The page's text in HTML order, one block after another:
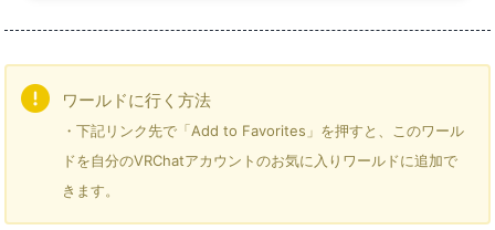
ワールドに行く方法
・下記リンク先で「Add to Favorites」を押すと、このワール
ドを自分のVRChatアカウントのお気に入りワールドに追加で
きます。